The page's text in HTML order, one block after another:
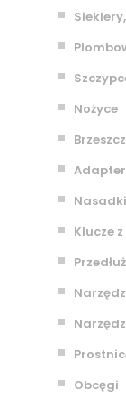
Nożyce
Nasadki
Klucze
Obcęgi